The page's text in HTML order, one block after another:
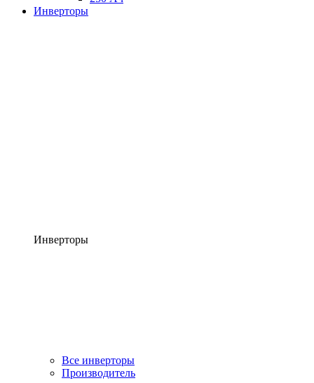
Инверторы
Инверторы
Все инверторы
Производитель